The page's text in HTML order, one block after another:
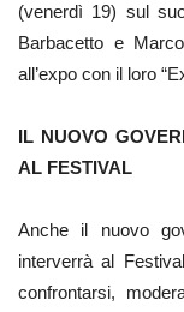
(venerdì 19) sul
Barbacetto e
all’expo con il loro
IL NUOVO
AL FESTIVAL
Anche il nuovo
interverrà al
confrontarsi,